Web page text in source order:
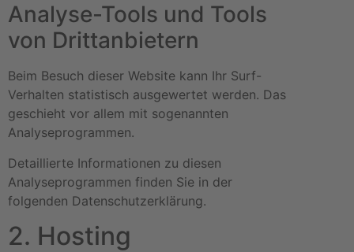
Analyse-Tools und Tools
von Dritt­anbietern
Beim Besuch dieser Website kann Ihr Surf-
Verhalten statistisch ausgewertet werden. Das
geschieht vor allem mit sogenannten
Analyseprogrammen.
Detaillierte Informationen zu diesen
Analyseprogrammen finden Sie in der
folgenden Datenschutzerklärung.
2. Hosting